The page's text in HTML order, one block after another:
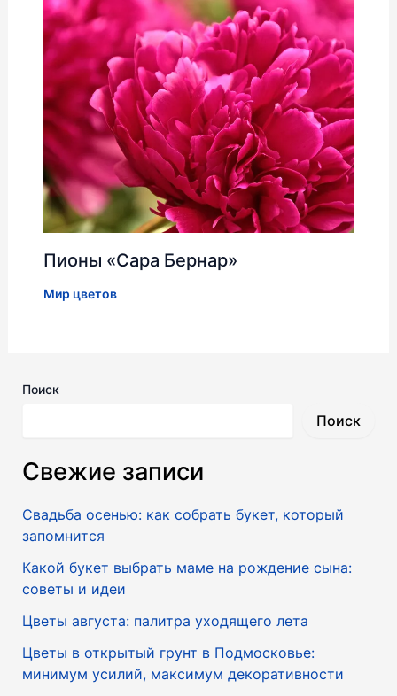
Пионы «Сара Бернар»
Мир цветов
Поиск
Поиск
Свежие записи
Свадьба осенью: как собрать букет, который
запомнится
Какой букет выбрать маме на рождение сына:
советы и идеи
Цветы августа: палитра уходящего лета
Цветы в открытый грунт в Подмосковье:
минимум усилий, максимум декоративности